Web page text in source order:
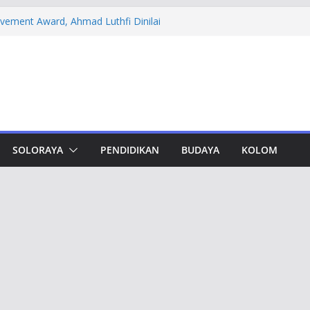
Award, Ahmad Luthfi Dinilai
Lewat Capacity Building
Ajak Aktivis Mahasiswa Tetap Kritis
Muktamar Tapak Suci, Ahmad Luthfi
Jadi Penguat Persatuan Bangsa
SOLORAYA PENDIDIKAN BUDAYA KOLOM